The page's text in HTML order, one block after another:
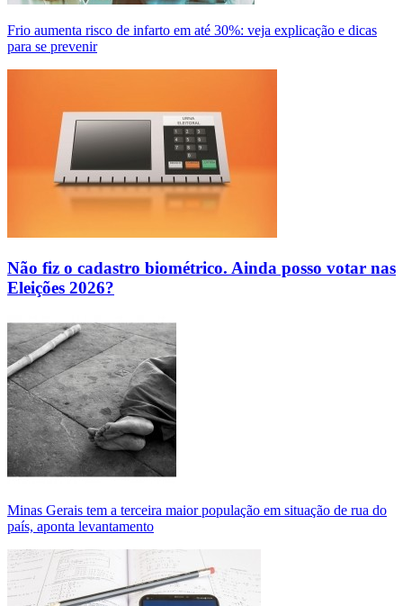
Frio aumenta risco de infarto em até 30%: veja explicação e dicas
para se prevenir
Não fiz o cadastro biométrico. Ainda posso votar nas
Eleições 2026?
Minas Gerais tem a terceira maior população em situação de rua do
país, aponta levantamento